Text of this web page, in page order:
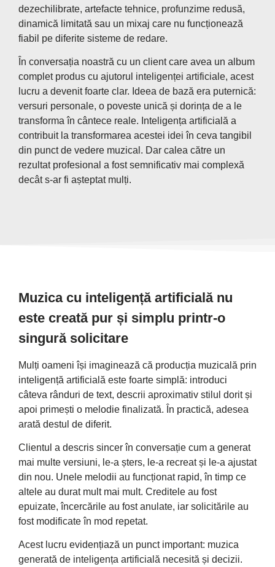
dezechilibrate, artefacte tehnice, profunzime redusă,
dinamică limitată sau un mixaj care nu funcționează
fiabil pe diferite sisteme de redare.
În conversația noastră cu un client care avea un album
complet produs cu ajutorul inteligenței artificiale, acest
lucru a devenit foarte clar. Ideea de bază era puternică:
versuri personale, o poveste unică și dorința de a le
transforma în cântece reale. Inteligența artificială a
contribuit la transformarea acestei idei în ceva tangibil
din punct de vedere muzical. Dar calea către un
rezultat profesional a fost semnificativ mai complexă
decât s-ar fi așteptat mulți.
Muzica cu inteligență artificială nu
este creată pur și simplu printr-o
singură solicitare
Mulți oameni își imaginează că producția muzicală prin
inteligență artificială este foarte simplă: introduci
câteva rânduri de text, descrii aproximativ stilul dorit și
apoi primești o melodie finalizată. În practică, adesea
arată destul de diferit.
Clientul a descris sincer în conversație cum a generat
mai multe versiuni, le-a șters, le-a recreat și le-a ajustat
din nou. Unele melodii au funcționat rapid, în timp ce
altele au durat mult mai mult. Creditele au fost
epuizate, încercările au fost anulate, iar solicitările au
fost modificate în mod repetat.
Acest lucru evidențiază un punct important: muzica
generată de inteligența artificială necesită și decizii.